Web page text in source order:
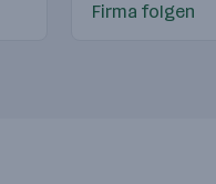
Firma folgen